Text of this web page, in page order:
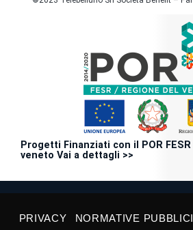
Progetti Finanziati con il POR
veneto Vai a dettagli >>
PRIVACY NORMATIVE